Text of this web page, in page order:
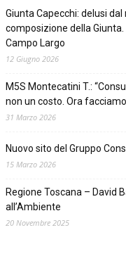
Giunta Capecchi: delusi
composizione della Giunta.
Campo Largo
12 Giugno 2026
M5S Montecatini T.:
non un costo. Ora
31 Marzo 2026
Nuovo sito del Gruppo
15 Marzo 2026
Regione Toscana – David
all’Ambiente
20 Novembre 2025